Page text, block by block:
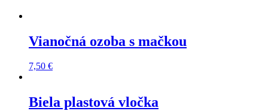
Vianočná ozoba s mačkou
7,50 €
Biela plastová vločka